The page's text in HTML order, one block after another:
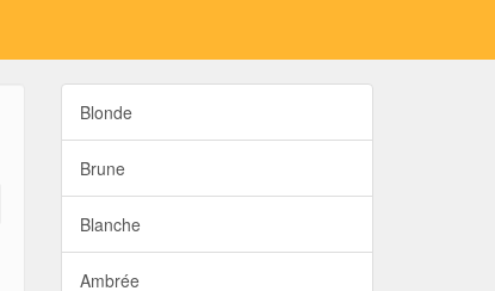
Blonde
Brune
Blanche
Ambrée